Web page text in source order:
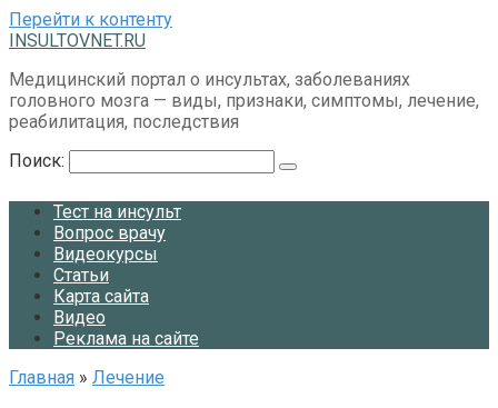
Перейти к контенту
INSULTOVNET.RU
Медицинский портал о инсультах, заболеваниях
головного мозга — виды, признаки, симптомы, лечение,
реабилитация, последствия
Поиск:
Тест на инсульт
Вопрос врачу
Видеокурсы
Статьи
Карта сайта
Видео
Реклама на сайте
Главная » Лечение